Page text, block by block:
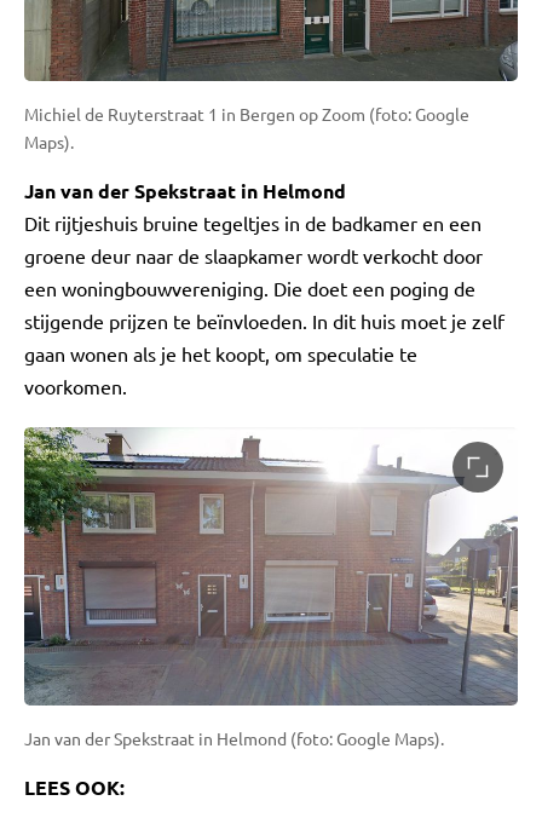
Michiel de Ruyterstraat 1 in Bergen op Zoom (foto: Google
Maps).
Jan van der Spekstraat in Helmond
Dit rijtjeshuis bruine tegeltjes in de badkamer en een
groene deur naar de slaapkamer wordt verkocht door
een woningbouwvereniging. Die doet een poging de
stijgende prijzen te beïnvloeden. In dit huis moet je zelf
gaan wonen als je het koopt, om speculatie te
voorkomen.
Jan van der Spekstraat in Helmond (foto: Google Maps).
LEES OOK: